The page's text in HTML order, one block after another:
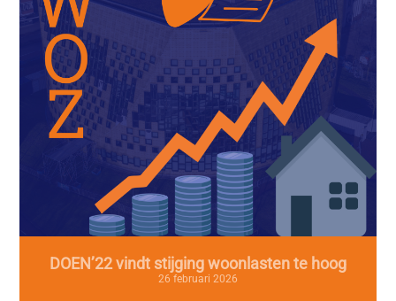
DOEN’22 vindt stijging woonlasten te hoog
26 februari 2026